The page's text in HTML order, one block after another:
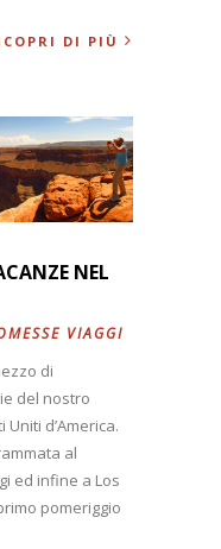
DI PIÙ
NEL
VIAGGI
di
del nostro
d’America.
al
ed infine a Los
pomeriggio